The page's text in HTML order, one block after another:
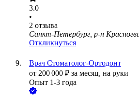
3.0
•
2 отзыва
Санкт-Петербург, р-н
Откликнуться
Врач Стоматолог-Ортодонт
от 200 000 ₽ за месяц, на руки
Опыт 1-3 года